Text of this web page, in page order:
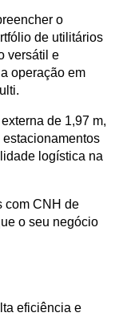
o
de utilitários
versátil e
operação em
de 1,97 m,
logística na
com CNH de
o seu negócio
eficiência e